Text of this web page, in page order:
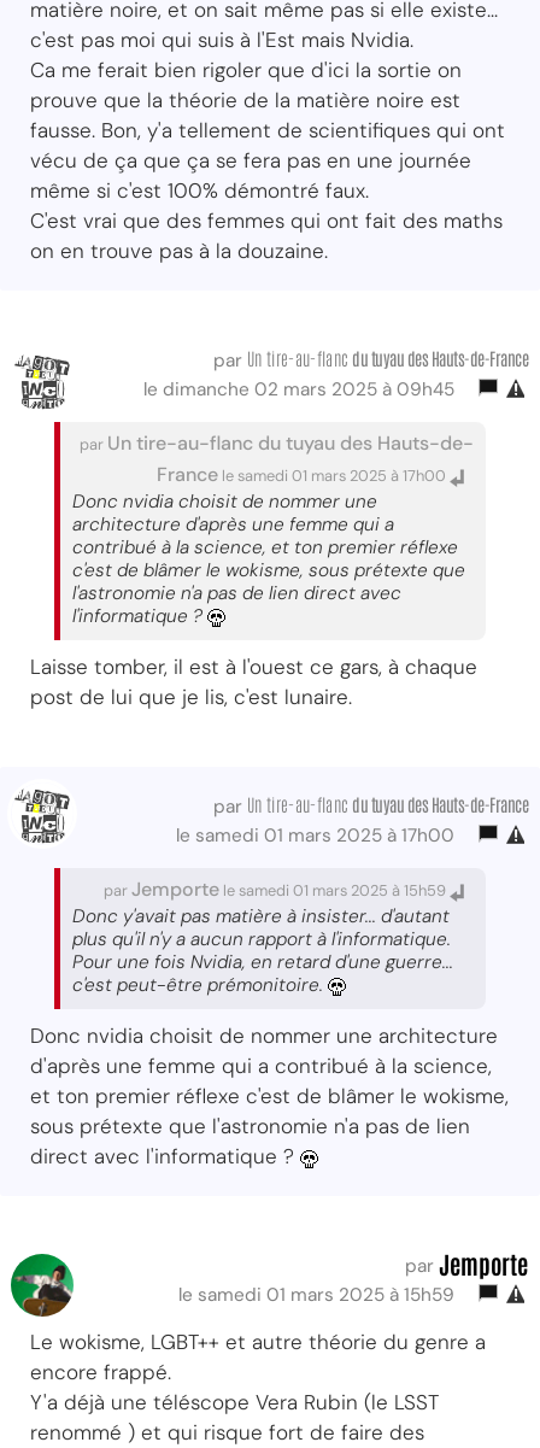
matière noire, et on sait même pas si elle existe...
c'est pas moi qui suis à l'Est mais Nvidia.
Ca me ferait bien rigoler que d'ici la sortie on
prouve que la théorie de la matière noire est
fausse. Bon, y'a tellement de scientifiques qui ont
vécu de ça que ça se fera pas en une journée
même si c'est 100% démontré faux.
C'est vrai que des femmes qui ont fait des maths
on en trouve pas à la douzaine.
par Un tire-au-flanc du tuyau des Hauts-de-France
le dimanche 02 mars 2025 à 09h45
par Un tire-au-flanc du tuyau des Hauts-de-
France le samedi 01 mars 2025 à 17h00
Donc nvidia choisit de nommer une
architecture d'après une femme qui a
contribué à la science, et ton premier réflexe
c'est de blâmer le wokisme, sous prétexte que
l'astronomie n'a pas de lien direct avec
l'informatique ?
Laisse tomber, il est à l'ouest ce gars, à chaque
post de lui que je lis, c'est lunaire.
par Un tire-au-flanc du tuyau des Hauts-de-France
le samedi 01 mars 2025 à 17h00
parJemporte le samedi 01 mars 2025 à 15h59
Donc y'avait pas matière à insister... d'autant
plus qu'il n'y a aucun rapport à l'informatique.
Pour une fois Nvidia, en retard d'une guerre...
c'est peut-être prémonitoire.
Donc nvidia choisit de nommer une architecture
d'après une femme qui a contribué à la science,
et ton premier réflexe c'est de blâmer le wokisme,
sous prétexte que l'astronomie n'a pas de lien
direct avec l'informatique ?
par Jemporte
le samedi 01 mars 2025 à 15h59
Le wokisme, LGBT++ et autre théorie du genre a
encore frappé.
Y'a déjà une téléscope Vera Rubin (le LSST
renommé ) et qui risque fort de faire des